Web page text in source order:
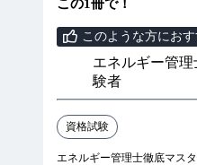
この1冊で！
このような方にお
エネルギー管
験者
資格試験
エネルギー管理士徹底マス